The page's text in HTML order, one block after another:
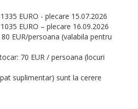
EURO - plecare 15.07.2026
EURO – plecare 16.09.2026
EUR/persoana (valabila pentru
70 EUR / persoana (locuri
suplimentar) sunt la cerere